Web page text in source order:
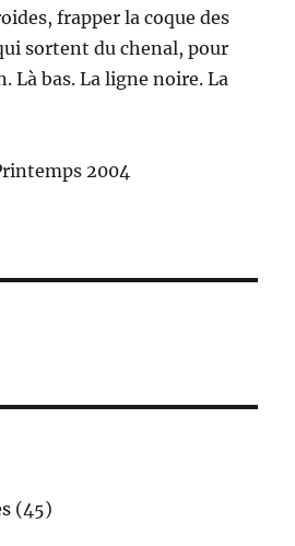
frapper la coque des
sortent du chenal, pour
Là bas. La ligne noire. La
2004
(45)